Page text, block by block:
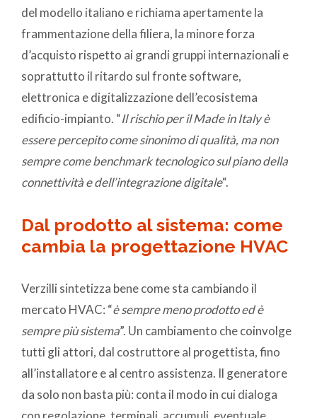
del modello italiano e richiama apertamente la
frammentazione della filiera, la minore forza
d’acquisto rispetto ai grandi gruppi internazionali e
soprattutto il ritardo sul fronte software,
elettronica e digitalizzazione dell’ecosistema
edificio-impianto. “Il rischio per il Made in Italy è
essere percepito come sinonimo di qualità, ma non
sempre come benchmark tecnologico sul piano della
connettività e dell’integrazione digitale“.
Dal prodotto al sistema: come
cambia la progettazione HVAC
Verzilli sintetizza bene come sta cambiando il
mercato HVAC: “è sempre meno prodotto ed è
sempre più sistema”. Un cambiamento che coinvolge
tutti gli attori, dal costruttore al progettista, fino
all’installatore e al centro assistenza. Il generatore
da solo non basta più: conta il modo in cui dialoga